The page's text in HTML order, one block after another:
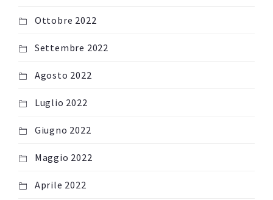
Ottobre 2022
Settembre 2022
Agosto 2022
Luglio 2022
Giugno 2022
Maggio 2022
Aprile 2022